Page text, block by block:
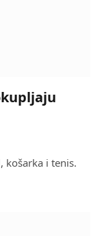
košarka i tenis.